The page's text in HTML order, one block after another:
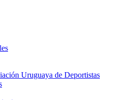
Uruguaya de Deportistas